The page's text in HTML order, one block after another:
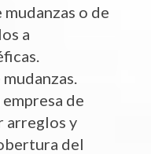
o de
a
de
arreglos y
del